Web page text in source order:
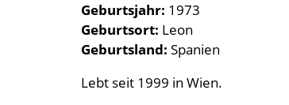
Geburtsjahr 1973
Geburtsort Leon
Geburtsland Spanien
Lebt seit 1999 in Wien.